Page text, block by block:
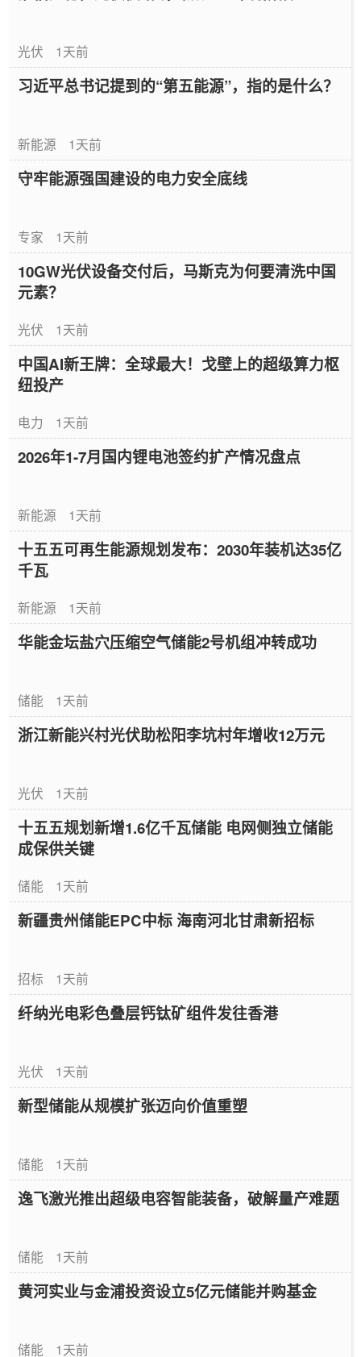
光伏 1天前
习近平总书记提到的“第五能源”，指的是什么？
新能源 1天前
守牢能源强国建设的电力安全底线
专家 1天前
10GW光伏设备交付后，马斯克为何要清洗中国
元素？
光伏 1天前
中国AI新王牌：全球最大！戈壁上的超级算力枢
纽投产
电力 1天前
2026年1-7月国内锂电池签约扩产情况盘点
新能源 1天前
十五五可再生能源规划发布：2030年装机达35亿
千瓦
新能源 1天前
华能金坛盐穴压缩空气储能2号机组冲转成功
储能 1天前
浙江新能兴村光伏助松阳李坑村年增收12万元
光伏 1天前
十五五规划新增1.6亿千瓦储能 电网侧独立储能
成保供关键
储能 1天前
新疆贵州储能EPC中标 海南河北甘肃新招标
招标 1天前
纤纳光电彩色叠层钙钛矿组件发往香港
光伏 1天前
新型储能从规模扩张迈向价值重塑
储能 1天前
逸飞激光推出超级电容智能装备，破解量产难题
储能 1天前
黄河实业与金浦投资设立5亿元储能并购基金
储能 1天前